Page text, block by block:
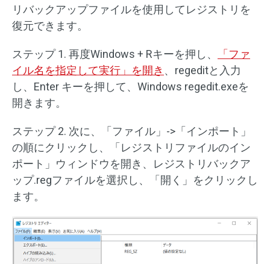
リバックアップファイルを使用してレジストリを
復元できます。
ステップ 1. 再度Windows + Rキーを押し、
「ファ
イル名を指定して実行」を開き 、regeditと入力
し、Enter キーを押して、Windows regedit.exeを
開きます。
ステップ 2. 次に、「ファイル」->「インポート」
の順にクリックし、「レジストリファイルのイン
ポート」ウィンドウを開き、レジストリバックア
ップ.regファイルを選択し、「開く」をクリックし
ます。